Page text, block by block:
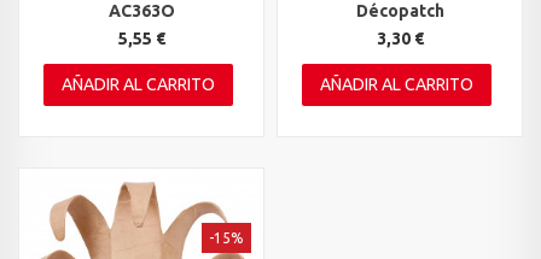
AC363O
5,55 €
AÑADIR AL CARRITO
Décopatch
3,30 €
AÑADIR AL CARRITO
-15%